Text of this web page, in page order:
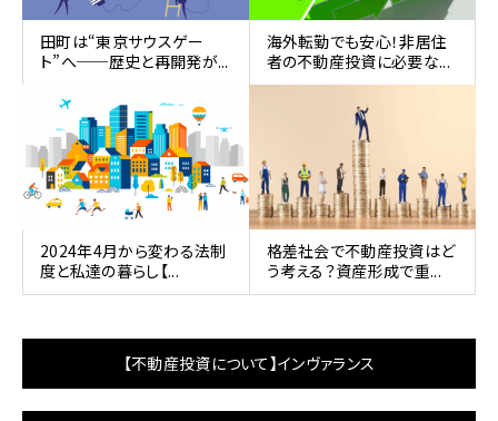
田町は“東京サウスゲー
ト”へ──歴史と再開発が...
海外転勤でも安心！非居住
者の不動産投資に必要な...
2024年4月から変わる法制
度と私達の暮らし【...
格差社会で不動産投資はど
う考える？資産形成で重...
【不動産投資について】インヴァランス